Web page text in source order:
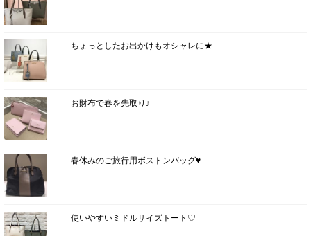
ちょっとしたお出かけもオシャレに★
お財布で春を先取り♪
春休みのご旅行用ボストンバッグ♥
使いやすいミドルサイズトート♡